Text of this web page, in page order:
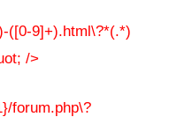
([0-9]+).html\?*(.*)
/>
forum.php\?